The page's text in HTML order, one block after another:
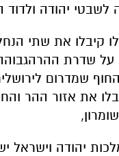
לשבטי יהודה ולדוד
קיבלו את שתי
על שדרת ההר
שמדרום
את אזור ההר
,
יהודה וישראל